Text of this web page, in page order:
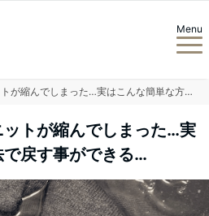
Menu
洗濯方法を誤ってニットが縮んでしまった…実はこんな簡単な方法で戻す事ができる…
トが縮んでしまった…実
戻す事ができる…